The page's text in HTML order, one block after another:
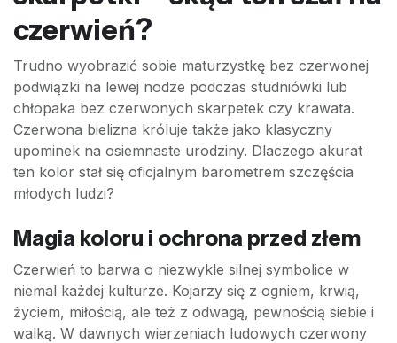
czerwień?
Trudno wyobrazić sobie maturzystkę bez czerwonej
podwiązki na lewej nodze podczas studniówki lub
chłopaka bez czerwonych skarpetek czy krawata.
Czerwona bielizna króluje także jako klasyczny
upominek na osiemnaste urodziny. Dlaczego akurat
ten kolor stał się oficjalnym barometrem szczęścia
młodych ludzi?
Magia koloru i ochrona przed złem
Czerwień to barwa o niezwykle silnej symbolice w
niemal każdej kulturze. Kojarzy się z ogniem, krwią,
życiem, miłością, ale też z odwagą, pewnością siebie i
walką. W dawnych wierzeniach ludowych czerwony